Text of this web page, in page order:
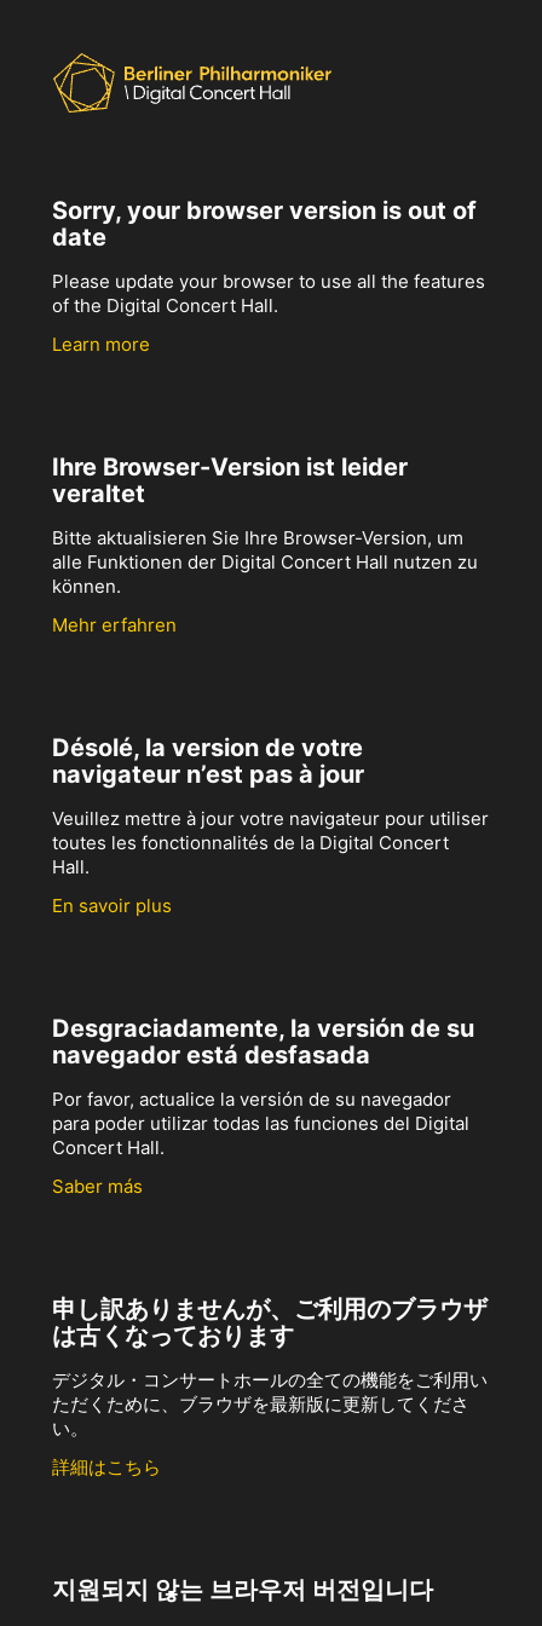
Sorry, your browser version is out of
date
Please update your browser to use all the features
of the Digital Concert Hall.
Learn more
Ihre Browser-Version ist leider
veraltet
Bitte aktualisieren Sie Ihre Browser-Version, um
alle Funktionen der Digital Concert Hall nutzen zu
können.
Mehr erfahren
Désolé, la version de votre
navigateur n’est pas à jour
Veuillez mettre à jour votre navigateur pour utiliser
toutes les fonctionnalités de la Digital Concert
Hall.
En savoir plus
Desgraciadamente, la versión de su
navegador está desfasada
Por favor, actualice la versión de su navegador
para poder utilizar todas las funciones del Digital
Concert Hall.
Saber más
申し訳ありませんが、ご利用のブラウザ
は古くなっております
デジタル・コンサートホールの全ての機能をご利用い
ただくために、ブラウザを最新版に更新してくださ
い。
詳細はこちら
지원되지 않는 브라우저 버전입니다